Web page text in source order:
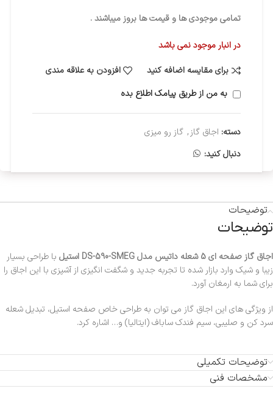
تمامی موجودی ها و قیمت ها بروز میباشند .
در انبار موجود نمی باشد
برای مقایسه اضافه کنید
افزودن به علاقه مندی
به من از طریق پیامک اطلاع بده
دسته: اجاق گاز , گاز رو میزی
دنبال کنید:
توضیحات
توضیحات
اجاق گاز صفحه ای 5 شعله داتیس مدل DS-590-SMEG استیل
با طراحی بسیار
زیبا و شیک وارد بازار شده تا تجربه جدید و شگفت انگیزی از آشپزی با این اجاق را
برای شما به ارمغان آورد.
از ویژگی های این اجاق گاز می توان به طراحی خاص صفحه استیل، تبدیل شعله
سرد کن و صلیبی، سیم فندك ساباف (ایتالیا) و… اشاره کرد.
توضیحات تکمیلی
مشخصات فنی